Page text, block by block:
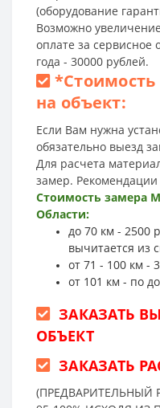
(оборудование
Возможно
оплате за сервисное
года - 30000 рублей.
*
на объект:
Если Вам нужна
обязательно выезд
Для расчета
замер. Рекомендации
Стоимость замера
Области:
до 70 км - 2500
вычитается из
от 71 - 100 км -
от 101 км - по
ЗАКАЗАТЬ
ОБЪЕКТ
ЗАКАЗАТЬ
(ПРЕДВАРИТЕЛЬНЫЙ